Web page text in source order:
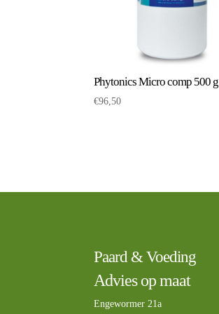
Phytonics Micro comp 500 g
€96,50
Paard & Voeding
Advies op maat
Engewormer 21a